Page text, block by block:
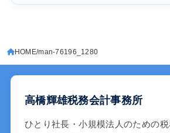
HOME man-76196_1280
高橋輝雄税務会計事務所
ひとり社長・小規模法人のための